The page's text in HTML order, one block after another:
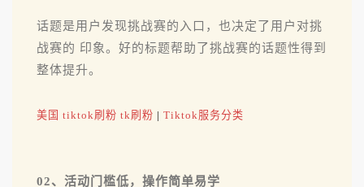
话题是用户发现挑战赛的入口，也决定了用户对挑
战赛的 印象。好的标题帮助了挑战赛的话题性得到
整体提升。
美国 tiktok刷粉 tk刷粉 | Tiktok服务分类
02、活动门槛低，操作简单易学